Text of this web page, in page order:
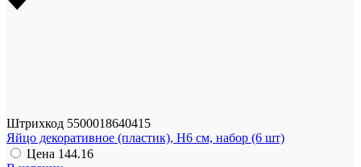
Штрихкод 5500018640415
Яйцо декоративное (пластик), Н6 см, набор (6 шт)
Цена 144.16